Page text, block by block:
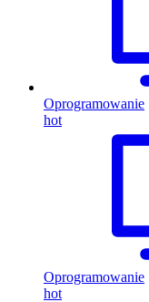
Oprogramowanie
hot
Oprogramowanie
hot